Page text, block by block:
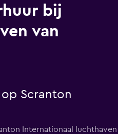
bij
van
Scranton
Internationaal